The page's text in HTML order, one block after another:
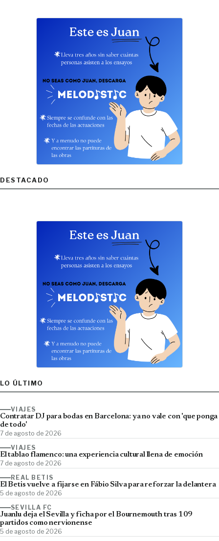
DESTACADO
LO ÚLTIMO
VIAJES
Contratar DJ para bodas en Barcelona: ya no vale con 'que ponga
de todo'
7 de agosto de 2026
VIAJES
El tablao flamenco: una experiencia cultural llena de emoción
7 de agosto de 2026
REAL BETIS
El Betis vuelve a fijarse en Fábio Silva para reforzar la delantera
5 de agosto de 2026
SEVILLA FC
Juanlu deja el Sevilla y ficha por el Bournemouth tras 109
partidos como nervionense
5 de agosto de 2026